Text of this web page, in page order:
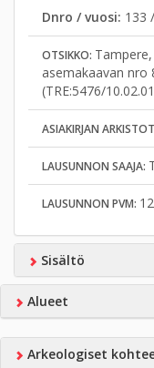
Dnro / vuosi: 133
OTSIKKO:
asemakaavan nro
(TRE:5476/
ASIAKIRJAN
LAUSUNNON SAAJA:
LAUSUNNON PVM:
Sisältö
Alueet
Arkeologiset